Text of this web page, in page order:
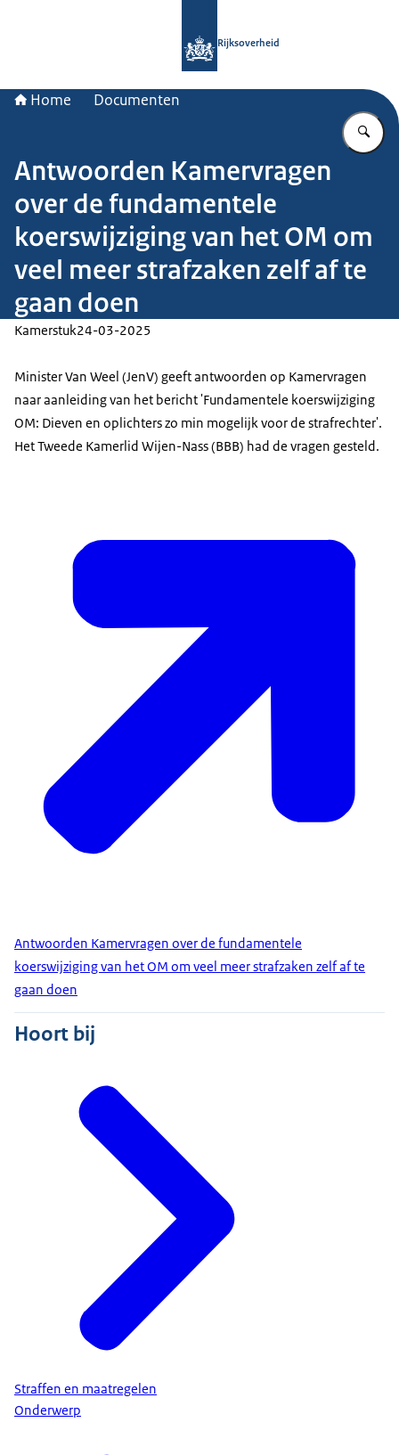
Rijksoverheid
Home Documenten
Antwoorden Kamervragen
over de fundamentele
koerswijziging van het OM om
veel meer strafzaken zelf af te
gaan doen
Kamerstuk24-03-2025
Minister Van Weel (JenV) geeft antwoorden op Kamervragen
naar aanleiding van het bericht 'Fundamentele koerswijziging
OM: Dieven en oplichters zo min mogelijk voor de strafrechter'.
Het Tweede Kamerlid Wijen-Nass (BBB) had de vragen gesteld.
Antwoorden Kamervragen over de fundamentele
koerswijziging van het OM om veel meer strafzaken zelf af te
gaan doen
Hoort bij
Straffen en maatregelen
Onderwerp